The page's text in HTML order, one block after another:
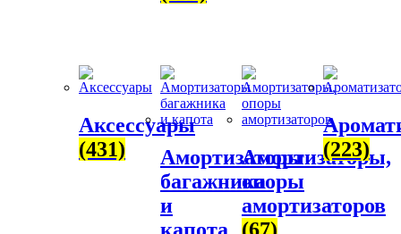
Аксессуары
(431)
Амортизаторы
багажника
и
Амортизаторы,
опоры
амортизаторов
(223)